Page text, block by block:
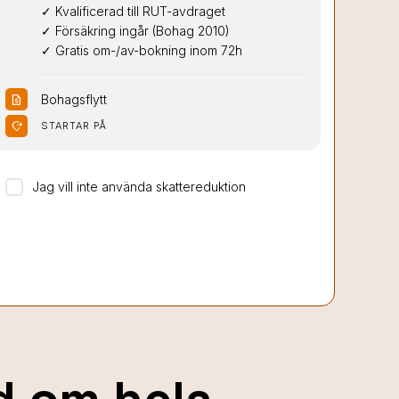
✓ Kvalificerad till RUT-avdraget
✓ Försäkring ingår (Bohag 2010)
✓ Gratis om-/av-bokning inom 72h
request_quote Bohagsflytt
moved_location STARTAR PÅ
Jag vill inte använda skattereduktion